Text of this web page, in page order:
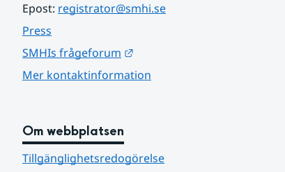
Epost: registrator@smhi.se
Press
SMHIs frågeforum
Mer kontaktinformation
Om webbplatsen
Tillgänglighetsredogörelse